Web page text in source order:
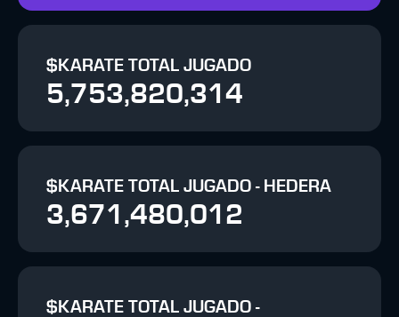
$KARATE TOTAL JUGADO
5,753,820,314
$KARATE TOTAL JUGADO - HEDERA
3,671,480,012
$KARATE TOTAL JUGADO -